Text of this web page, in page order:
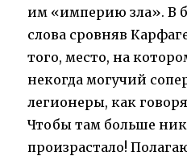
им «империю зла». В
слова сровняв
того, место, на
некогда могучий
легионеры, как
Чтобы там больше
произрастало!